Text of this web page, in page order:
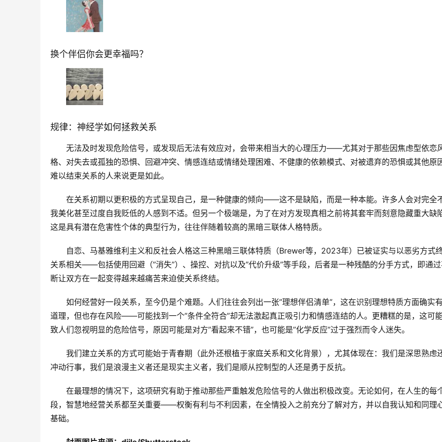
换个伴侣你会更幸福吗？
规律：神经学如何拯救关系
无法及时发现危险信号，或发现后无法有效应对，会带来相当大的心理压力——尤其对于那些因焦虑型依恋
格、对失去或孤独的恐惧、回避冲突、情感连结或情绪处理困难、不健康的依赖模式、对被遗弃的恐惧或其他原
难以结束关系的人来说更是如此。
在关系初期以更积极的方式呈现自己，是一种健康的倾向——这不是缺陷，而是一种本能。许多人会对完全
我美化甚至过度自我贬低的人感到不适。但另一个极端是，为了在对方发现真相之前将其套牢而刻意隐藏重大缺陷
这是具有潜在危害性个体的典型行为，往往伴随着较高的黑暗三联体人格特质。
自恋、马基雅维利主义和反社会人格这三种黑暗三联体特质（Brewer等，2023年）已被证实与以恶劣方式
关系相关——包括使用回避（”消失”）、操控、对抗以及”代价升级”等手段，后者是一种残酷的分手方式，即通
断让双方在一起变得越来越痛苦来迫使关系终结。
如何经营好一段关系，至今仍是个难题。人们往往会列出一张”理想伴侣清单”，这在识别理想特质方面确实
道理，但也存在风险——可能找到一个”条件全符合”却无法激起真正吸引力和情感连结的人。更糟糕的是，这可
致人们忽视明显的危险信号，原因可能是对方”看起来不错”，也可能是”化学反应”过于强烈而令人迷失。
我们建立关系的方式可能始于青春期（此外还根植于家庭关系和文化背景），尤其体现在：我们是深思熟虑
冲动行事，我们是浪漫主义者还是现实主义者，我们是顺从控制型的人还是勇于反抗。
在最理想的情况下，这项研究有助于推动那些严重触发危险信号的人做出积极改变。无论如何，在人生的每
段，智慧地经营关系都至关重要——权衡有利与不利因素，在全情投入之前充分了解对方，并以自我认知和同理
基础。